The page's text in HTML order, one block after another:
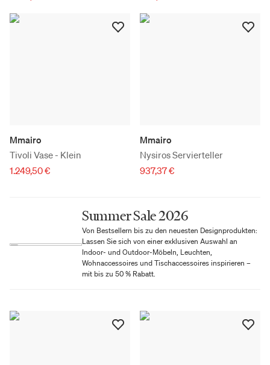
Mmairo
Tivoli Vase - Klein
1.249,50 €
Mmairo
Nysiros Servierteller
937,37 €
Summer Sale 2026
Von Bestsellern bis zu den neuesten Designprodukten:
Lassen Sie sich von einer exklusiven Auswahl an
Indoor- und Outdoor-Möbeln, Leuchten,
Wohnaccessoires und Tischaccessoires inspirieren –
mit bis zu 50 % Rabatt.